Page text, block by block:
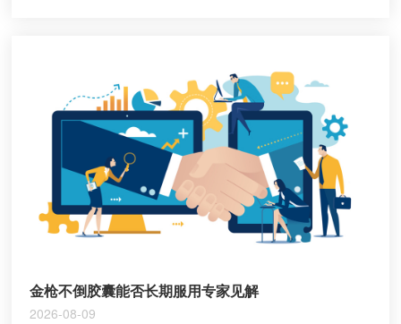
金枪不倒胶囊能否长期服用专家见解
2026-08-09